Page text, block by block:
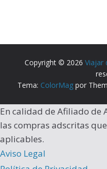
Copyright © 2026 Viajar
Tema: ColorMagpor
En calidad de Afiliado de
las compras adscritas
aplicables.
Aviso Legal